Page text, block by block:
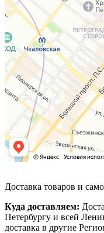
Доставка товаров и
Куда доставляем:
Петербургу и всей
доставка в другие